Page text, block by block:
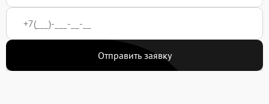
Удаление вирусов
Отправить заявку